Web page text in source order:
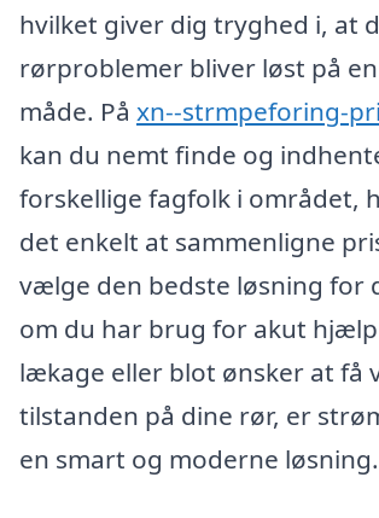
hvilket giver dig tryghed i, at
rørproblemer bliver løst på
måde. På xn--strmpeforing-
kan du nemt finde og
forskellige fagfolk i området,
det enkelt at sammenligne
vælge den bedste løsning for
om du har brug for akut
lækage eller blot ønsker at få
tilstanden på dine rør, er
en smart og moderne løsning.